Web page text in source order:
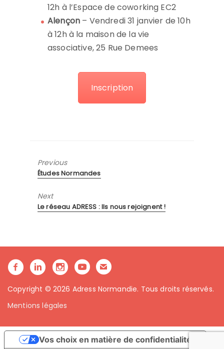
12h à l’Espace de coworking EC2
Alençon – Vendredi 31 janvier de 10h
à 12h à la maison de la vie
associative, 25 Rue Demees
Inscription
Previous
Previous
Études Normandes
Next
Next
Le réseau ADRESS : Ils nous rejoignent !
Copyright © 2026 Adress Normandie. Tous droits réservés.
Mentions légales
Vos choix en matière de confidentialité